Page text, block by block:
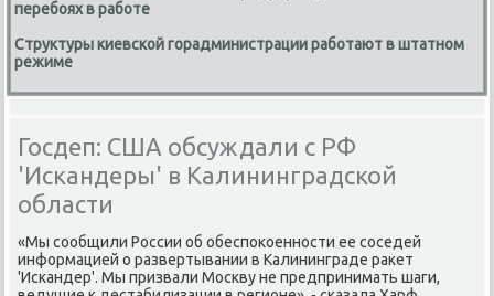
перебоях в работе
Структуры киевской горадминистрации работают в штатном
режиме
Госдеп: США обсуждали с РФ
'Искандеры' в Калининградской
области
«Мы сообщили России об обеспокоенности ее соседей
информацией о развертывании в Калининграде ракет
'Искандер'. Мы призвали Москву не предпринимать шаги,